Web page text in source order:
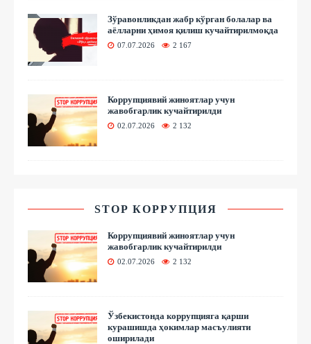
Зўравонликдан жабр кўрган болалар ва
аёлларни ҳимоя қилиш кучайтирилмоқда
07.07.2026 2 167
Коррупциявий жиноятлар учун
жавобгарлик кучайтирилди
02.07.2026 2 132
STOP КОРРУПЦИЯ
Коррупциявий жиноятлар учун
жавобгарлик кучайтирилди
02.07.2026 2 132
Ўзбекистонда коррупцияга қарши
курашишда ҳокимлар масъулияти
оширилади